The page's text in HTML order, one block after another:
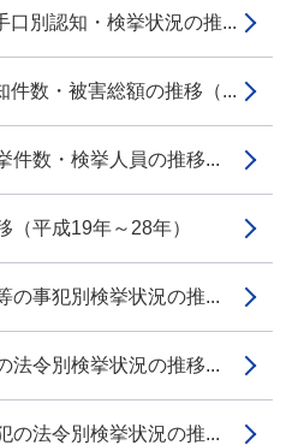
別認知・検挙状況の推...
数・被害総額の推移（...
数・検挙人員の推移...
平成19年～28年）
事犯別検挙状況の推...
令別検挙状況の推移...
法令別検挙状況の推...